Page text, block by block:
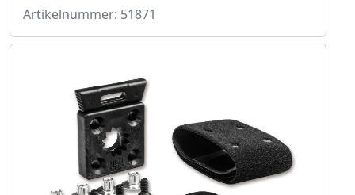
Artikelnummer: 51871